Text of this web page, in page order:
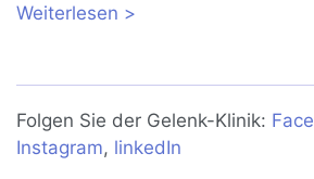
Weiterlesen über Golferarm
Folgen Sie der Gelenk-Klinik:
Instagram, linkedIn